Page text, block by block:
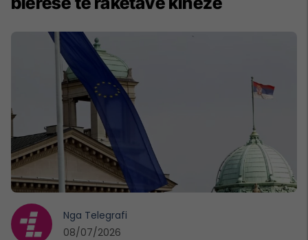
Nga Telegrafi
08/07/2026